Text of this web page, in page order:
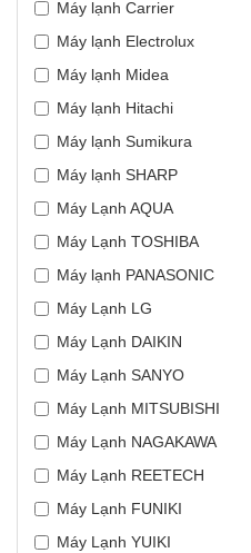
Máy lạnh Carrier
Máy lạnh Electrolux
Máy lạnh Midea
Máy lạnh Hitachi
Máy lạnh Sumikura
Máy lạnh SHARP
Máy Lạnh AQUA
Máy Lạnh TOSHIBA
Máy lạnh PANASONIC
Máy Lạnh LG
Máy Lạnh DAIKIN
Máy Lạnh SANYO
Máy Lạnh MITSUBISHI
Máy Lạnh NAGAKAWA
Máy Lạnh REETECH
Máy Lạnh FUNIKI
Máy Lạnh YUIKI